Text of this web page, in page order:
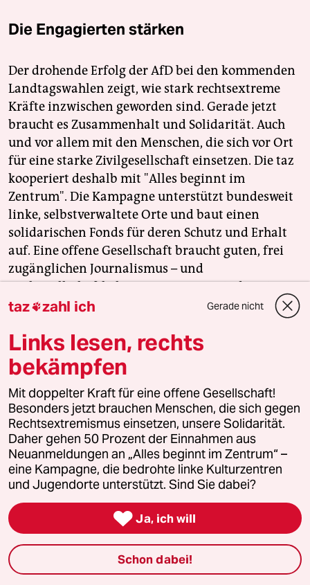
Die Engagierten stärken
Der drohende Erfolg der AfD bei den kommenden
Landtagswahlen zeigt, wie stark rechtsextreme
Kräfte inzwischen geworden sind. Gerade jetzt
braucht es Zusammenhalt und Solidarität. Auch
und vor allem mit den Menschen, die sich vor Ort
für eine starke Zivilgesellschaft einsetzen. Die taz
kooperiert deshalb mit "Alles beginnt im
Zentrum". Die Kampagne unterstützt bundesweit
linke, selbstverwaltete Orte und baut einen
solidarischen Fonds für deren Schutz und Erhalt
auf. Eine offene Gesellschaft braucht guten, frei
zugänglichen Journalismus – und
zivilgesellschaftliches Engagement. Finden Sie
auch? Dann machen Sie mit und unterstützen Sie
Jetzt unterstützen
Themen
#taz.gazete #Coronavirus #Unternehmen #Gastronomie
Feedback Kommentieren Fehlerhinweis
Diesen Artikel teilen
taz zahl ich Gerade nicht
Links lesen, rechts
bekämpfen
Mit doppelter Kraft für eine offene Gesellschaft!
Besonders jetzt brauchen Menschen, die sich gegen
Rechtsextremismus einsetzen, unsere Solidarität.
Daher gehen 50 Prozent der Einnahmen aus
Neuanmeldungen an „Alles beginnt im Zentrum“ –
eine Kampagne, die bedrohte linke Kulturzentren
und Jugendorte unterstützt. Sind Sie dabei?
 Ja, ich will
Schon dabei!